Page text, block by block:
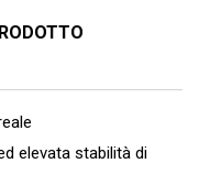
elevata stabilità di